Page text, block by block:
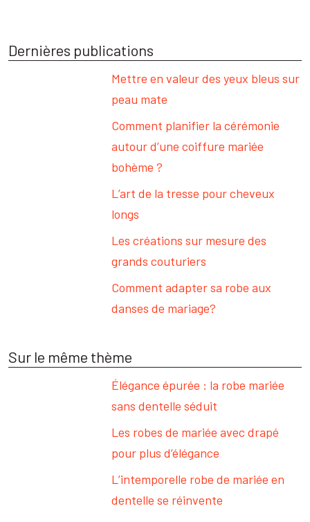
Dernières publications
Mettre en valeur des yeux bleus sur
peau mate
Comment planifier la cérémonie
autour d’une coiffure mariée
bohème ?
L’art de la tresse pour cheveux
longs
Les créations sur mesure des
grands couturiers
Comment adapter sa robe aux
danses de mariage?
Sur le même thème
Élégance épurée : la robe mariée
sans dentelle séduit
Les robes de mariée avec drapé
pour plus d’élégance
L’intemporelle robe de mariée en
dentelle se réinvente